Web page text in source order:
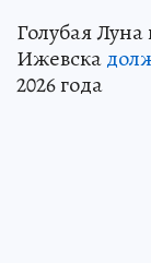
Голубая
Ижевска
2026 года